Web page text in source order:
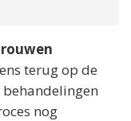
terug op de
nog